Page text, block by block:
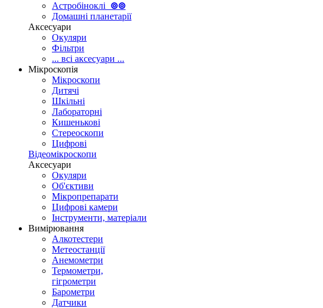
Астробіноклі ⊚⊚
Домашні планетарії
Аксесуари
Окуляри
Фільтри
... всі аксесуари ...
Мікроскопія
Мікроскопи
Дитячі
Шкільні
Лабораторні
Кишенькові
Стереоскопи
Цифрові
Відеомікроскопи
Аксесуари
Окуляри
Об'єктиви
Мікропрепарати
Цифрові камери
Інструменти, матеріали
Вимірювання
Алкотестери
Метеостанції
Анемометри
Термометри,
гігрометри
Барометри
Датчики